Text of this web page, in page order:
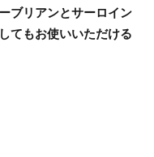
ブリアンとサーロイン
てもお使いいただける